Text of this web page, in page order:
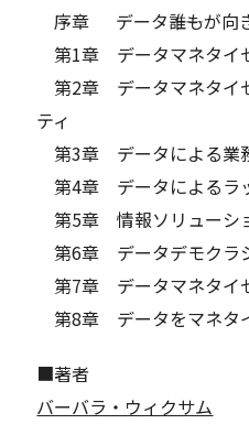
序章 データ――誰もが向
第1章 データマネタイ
第2章 データマネタイ
ティ
第3章 データによる業
第4章 データによるラ
第5章 情報ソリューシ
第6章 データデモクラ
第7章 データマネタイ
第8章 データをマネタ
■著者
バーバラ・ウィクサム